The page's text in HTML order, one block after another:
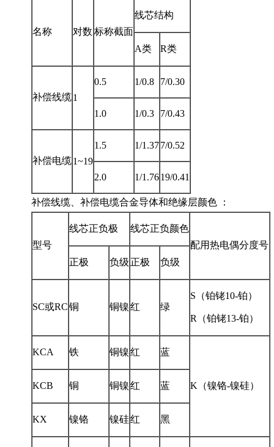
名称 对数 标称截面
线芯结构
A类 R类
补偿线缆1
0.5 1/0.8 7/0.30
1.0 1/0.3 7/0.43
补偿电缆1~19
1.5 1/1.377/0.52
2.0 1/1.7619/0.41
补偿线缆、补偿电缆合金导体和绝缘层颜色 ：
型号
线芯正负极
线芯正负颜色
配用热电偶分度号
正极
负级 正极 负级
SC或RC铜 铜镍红 绿
S（铂铑10-铂）
R（铂铑13-铂）
KCA 铁 铜镍红 蓝
K（镍铬-镍硅）
KCB 铜 铜镍红 蓝
KX 镍铬 镍硅红 黑